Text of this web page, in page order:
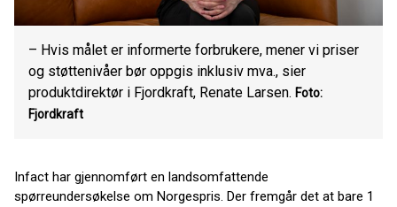
– Hvis målet er informerte forbrukere, mener vi priser
og støttenivåer bør oppgis inklusiv mva., sier
produktdirektør i Fjordkraft, Renate Larsen. Foto:
Fjordkraft
Infact har gjennomført en landsomfattende
spørreundersøkelse om Norgespris. Der fremgår det at bare 1